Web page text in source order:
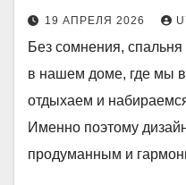
19 АПРЕЛЯ 2026
Без сомнения, спальня
в нашем доме, где мы
отдыхаем и
Именно поэтому
продуманным и